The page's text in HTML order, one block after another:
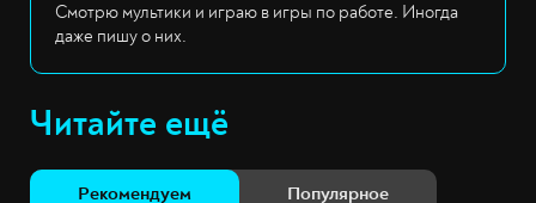
Смотрю мультики и играю в игры по работе. Иногда
даже пишу о них.
Читайте ещё
Рекомендуем Популярное